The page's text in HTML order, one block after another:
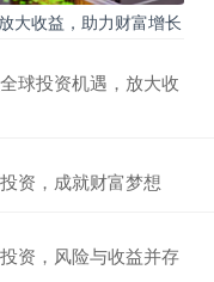
大收益，助力财富增长
球投资机遇，放大收
资，成就财富梦想
资，风险与收益并存